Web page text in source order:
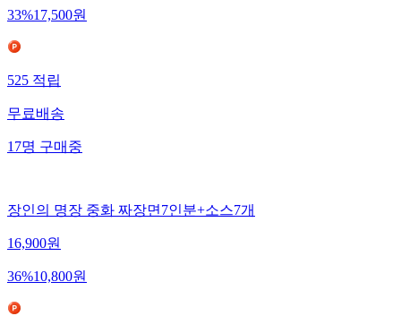
33%17,500원
525 적립
무료배송
17명 구매중
장인의 명장 중화 짜장면7인분+소스7개
16,900원
36%10,800원